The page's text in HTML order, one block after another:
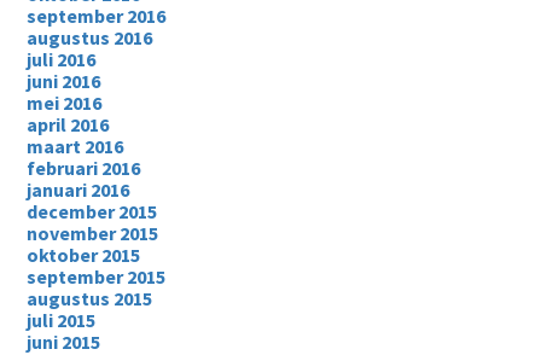
september 2016
augustus 2016
juli 2016
juni 2016
mei 2016
april 2016
maart 2016
februari 2016
januari 2016
december 2015
november 2015
oktober 2015
september 2015
augustus 2015
juli 2015
juni 2015